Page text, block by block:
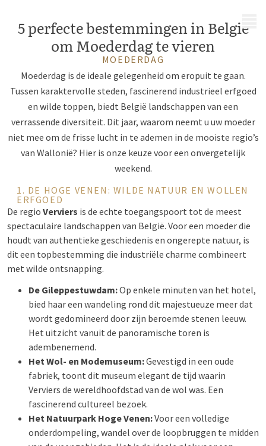
5 perfecte bestemmingen in België
om Moederdag te vieren
MOEDERDAG
Moederdag is de ideale gelegenheid om eropuit te gaan.
Tussen karaktervolle steden, fascinerend industrieel erfgoed
en wilde toppen, biedt België landschappen van een
verrassende diversiteit. Dit jaar, waarom neemt u uw moeder
niet mee om de frisse lucht in te ademen in de mooiste regio’s
van Wallonië? Hier is onze keuze voor een onvergetelijk
weekend.
1. DE HOGE VENEN: WILDE NATUUR EN WOLLEN
ERFGOED
De regio Verviers is de echte toegangspoort tot de meest
spectaculaire landschappen van België. Voor een moeder die
houdt van authentieke geschiedenis en ongerepte natuur, is
dit een topbestemming die industriële charme combineert
met wilde ontsnapping.
De Gileppestuwdam:Op enkele minuten van het hotel,
bied haar een wandeling rond dit majestueuze meer dat
wordt gedomineerd door zijn beroemde stenen leeuw.
Het uitzicht vanuit de panoramische toren is
adembenemend.
Het Wol- en Modemuseum:Gevestigd in een oude
fabriek, toont dit museum elegant de tijd waarin
Verviers de wereldhoofdstad van de wol was. Een
fascinerend cultureel bezoek.
Het Natuurpark Hoge Venen:Voor een volledige
onderdompeling, wandel over de loopbruggen te midden